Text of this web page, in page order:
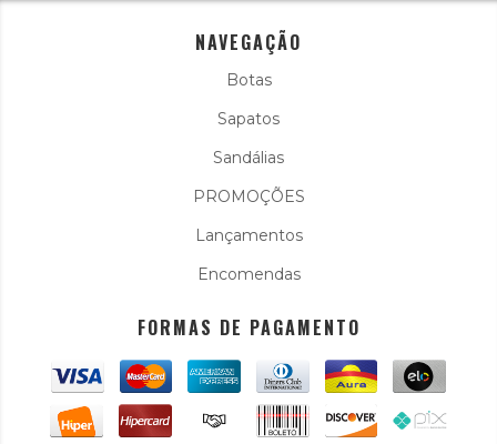
NAVEGAÇÃO
Botas
Sapatos
Sandálias
PROMOÇÕES
Lançamentos
Encomendas
FORMAS DE PAGAMENTO